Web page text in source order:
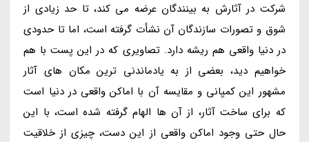
شرکت در آثارش به بینندگان عرضه می کند، تا حد زیادی از
شوق و تصورات سازندگان آن نشأت گرفته است، اما تا حدودی
در دنیا واقعی هم ریشه دارد. تصاویری که در این پست با هم
خواهیم دید، بعضی از به یادماندنی ترین مکان های آثار
مشهور این کمپانی و مقایسه آن با اماکن واقعی در دنیا است
که برای ساخت آثار، از آن ها الهام گرفته شده است، با این
حال حتی وجود اماکن واقعی از این دست، چیزی از خلاقیت